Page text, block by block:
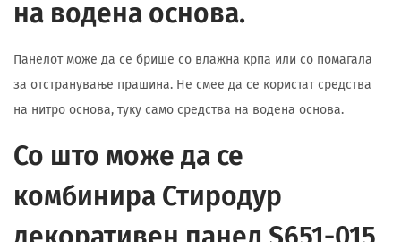
на водена основа.
Панелот може да се брише со влажна крпа или со помагала
за отстранување прашина. Не смее да се користат средства
на нитро основа, туку само средства на водена основа.
Со што може да се
комбинира Стиродур